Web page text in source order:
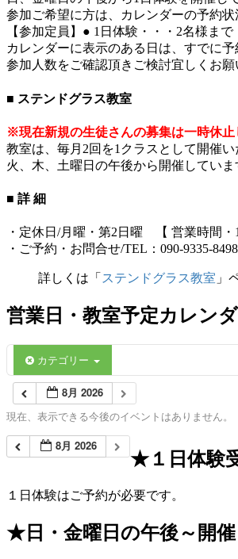
参加ご希望に方は、カレンダーの予約
【参加定員】● 1日体験・・・2名様まで
カレンダーに表示のある日は、すでに予
参加人数をご確認頂きご検討宜しくお願
■ ステンドグラス教室
※現在新規の生徒さんの募集は一時休止
教室は、毎月2回を1クラスとして開催い
火、木、土曜日の午後から開催してい
■ 詳 細
・定休日/月曜・第2日曜 【 営業時間・
・ご予約・お問合せ/TEL：090-9335-
詳しくは「 ステンドグラス教室 」
営業日・教室予定カレン
カテゴリー
8月 2026
現在、表示できる今後のイベントはありません。
8月 2026
★１日体験
１日体験はご予約が必要です。
★日・金曜日の午後～開